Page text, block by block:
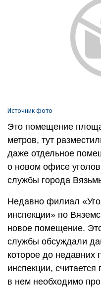
Источник фото
Это помещение
метров, тут
даже отдельное
о новом офисе
службы города
Недавно филиал
инспекции» по
новое помещение.
службы обсуждали
которое до недавних
инспекции,
в нем необходимо